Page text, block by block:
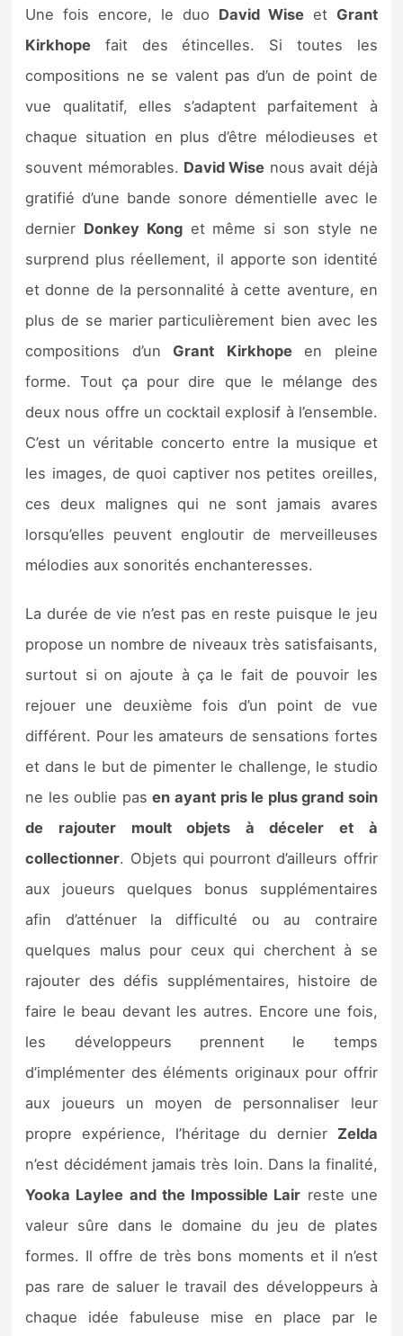
Une fois encore, le duo David Wiseet Grant
Kirkhope fait des étincelles. Si toutes les
compositions ne se valent pas d’un de point de
vue qualitatif, elles s’adaptent parfaitement à
chaque situation en plus d’être mélodieuses et
souvent mémorables. David Wise nous avait déjà
gratifié d’une bande sonore démentielle avec le
dernier Donkey Konget même si son style ne
surprend plus réellement, il apporte son identité
et donne de la personnalité à cette aventure, en
plus de se marier particulièrement bien avec les
compositions d’un Grant Kirkhopeen pleine
forme. Tout ça pour dire que le mélange des
deux nous offre un cocktail explosif à l’ensemble.
C’est un véritable concerto entre la musique et
les images, de quoi captiver nos petites oreilles,
ces deux malignes qui ne sont jamais avares
lorsqu’elles peuvent engloutir de merveilleuses
mélodies aux sonorités enchanteresses.
La durée de vie n’est pas en reste puisque le jeu
propose un nombre de niveaux très satisfaisants,
surtout si on ajoute à ça le fait de pouvoir les
rejouer une deuxième fois d’un point de vue
différent. Pour les amateurs de sensations fortes
et dans le but de pimenter le challenge, le studio
ne les oublie pasen ayant pris le plus grand soin
de rajouter moult objets à déceler et à
collectionner. Objets qui pourront d’ailleurs offrir
aux joueurs quelques bonus supplémentaires
afin d’atténuer la difficulté ou au contraire
quelques malus pour ceux qui cherchent à se
rajouter des défis supplémentaires, histoire de
faire le beau devant les autres. Encore une fois,
les développeurs prennent le temps
d’implémenter des éléments originaux pour offrir
aux joueurs un moyen de personnaliser leur
propre expérience, l’héritage du dernier Zelda
n’est décidément jamais très loin. Dans la finalité,
Yooka Laylee and the Impossible Lair reste une
valeur sûre dans le domaine du jeu de plates
formes. Il offre de très bons moments et il n’est
pas rare de saluer le travail des développeurs à
chaque idée fabuleuse mise en place par le